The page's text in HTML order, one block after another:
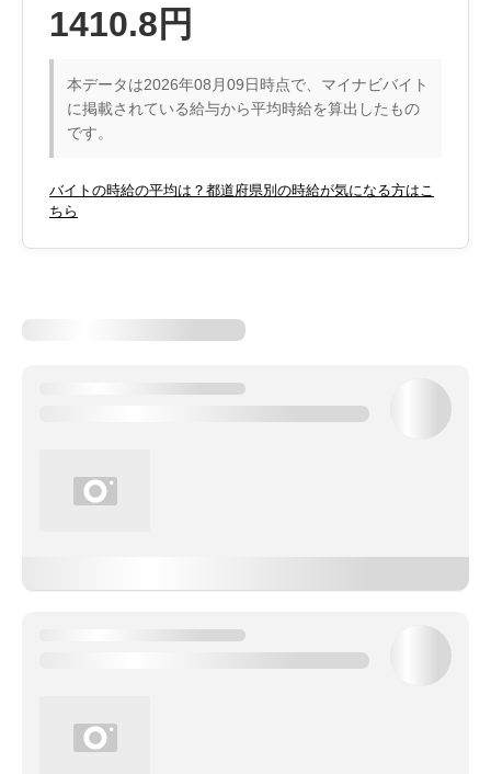
1410.8円
本データは2026年08月09日時点で、マイナビバイト
に掲載されている給与から平均時給を算出したもの
です。
バイトの時給の平均は？都道府県別の時給が気になる方はこ
ちら